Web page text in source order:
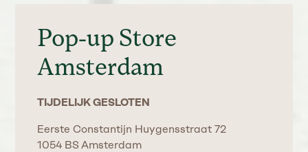
Pop-up Store
Amsterdam
TIJDELIJK GESLOTEN
Eerste Constantijn Huygensstraat 72
1054 BS Amsterdam